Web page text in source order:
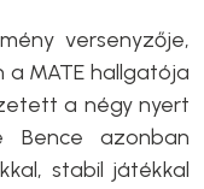
versenyzője,
a MATE hallgatója
a négy nyert
Bence azonban
stabil játékkal